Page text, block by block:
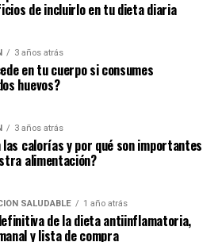
de incluirlo en tu dieta diaria
3 años atrás
en tu cuerpo si consumes
huevos?
3 años atrás
las calorías y por qué son importantes
alimentación?
SALUDABLE 1 año atrás
de la dieta antiinflamatoria,
y lista de compra